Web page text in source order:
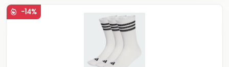
-14%